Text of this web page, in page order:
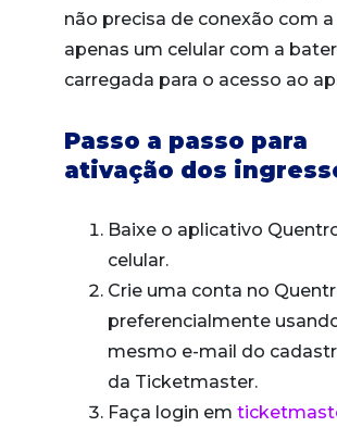
não precisa de conexão com
apenas um celular com a
carregada para o acesso ao
Passo a passo para
ativação dos
Baixe o aplicativo
celular.
Crie uma conta no
preferencialmente
mesmo e-mail do
da Ticketmaster.
Faça login em